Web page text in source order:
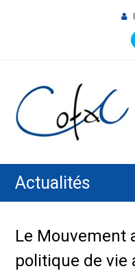
Actualités
Le Mouvement
politique de vie